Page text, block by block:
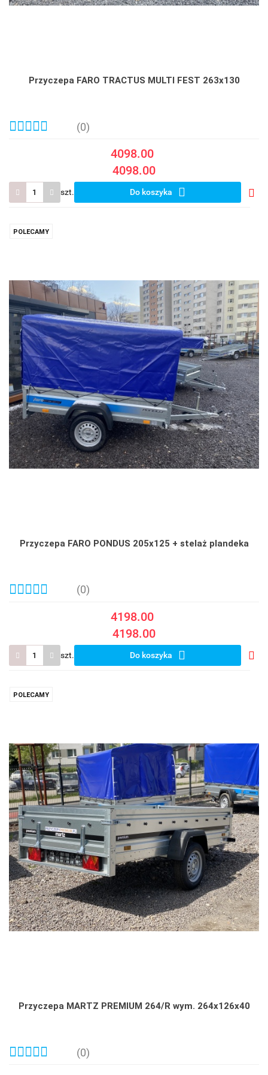
Przyczepa FARO TRACTUS MULTI FEST 263x130
(0)
4098.00
4098.00
szt. Do koszyka
POLECAMY
Przyczepa FARO PONDUS 205x125 + stelaż plandeka
(0)
4198.00
4198.00
szt. Do koszyka
POLECAMY
Przyczepa MARTZ PREMIUM 264/R wym. 264x126x40
(0)